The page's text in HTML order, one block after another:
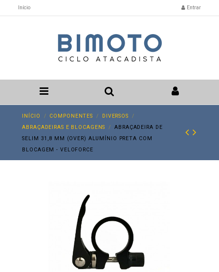
Início Entrar
INÍCIO COMPONENTES
DIVERSOS
ABRAÇADEIRAS E BLOCAGENS
ABRAÇADEIRA DE
SELIM 31,8 MM (OVER) ALUMÍNIO PRETA COM
BLOCAGEM - VELOFORCE